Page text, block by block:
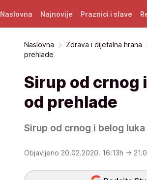
Naslovna Najnovije Praznici i slave
Naslovna Zdrava i dijetalna hrana
prehlade
Sirup od crnog
od prehlade
Sirup od crnog i belog
Objavljeno 20.02.2020. 16:13h →